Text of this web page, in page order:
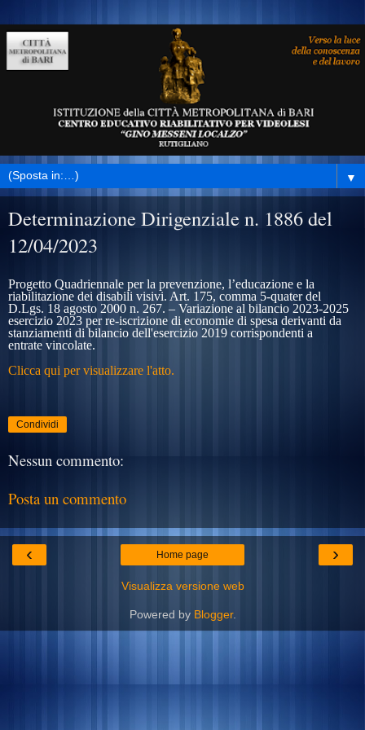
▼
Determinazione Dirigenziale n. 1886 del
12/04/2023
Progetto Quadriennale per la prevenzione, l’educazione e la
riabilitazione dei disabili visivi. Art. 175, comma 5-quater del
D.Lgs. 18 agosto 2000 n. 267. – Variazione al bilancio 2023-2025
esercizio 2023 per re-iscrizione di economie di spesa derivanti da
stanziamenti di bilancio dell'esercizio 2019 corrispondenti a
entrate vincolate.
Clicca qui per visualizzare l'atto.
Condividi
Nessun commento:
Posta un commento
‹ ›
Home page
Visualizza versione web
Powered by Blogger.